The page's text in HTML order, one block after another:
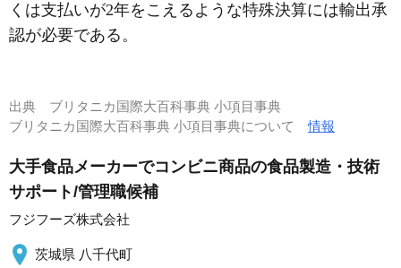
くは支払いが2年をこえるような特殊決算には輸出承
認が必要である。
出典 ブリタニカ国際大百科事典 小項目事典
ブリタニカ国際大百科事典 小項目事典について情報
大手食品メーカーでコンビニ商品の食品製造・技術
サポート/管理職候補
フジフーズ株式会社
茨城県 八千代町